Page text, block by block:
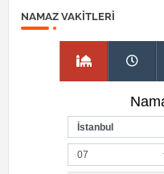
NAMAZ VAKITLERI